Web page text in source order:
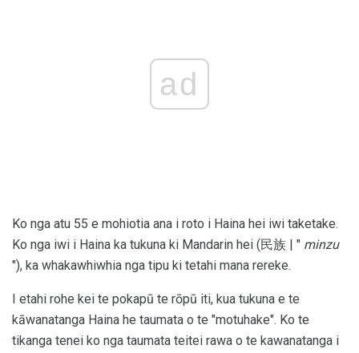
ad
Ko nga atu 55 e mohiotia ana i roto i Haina hei iwi taketake.
Ko nga iwi i Haina ka tukuna ki Mandarin hei (民族 | " minzu
"), ka whakawhiwhia nga tipu ki tetahi mana rereke.
I etahi rohe kei te pokapū te rōpū iti, kua tukuna e te
kāwanatanga Haina he taumata o te "motuhake". Ko te
tikanga tenei ko nga taumata teitei rawa o te kawanatanga i